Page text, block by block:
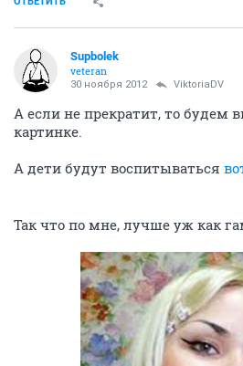
Supbolek
veteran
30 ноября 2012 ViktoriaDV
А если не прекратит, то будем
картинке.
А дети будут воспитываться
Так что по мне, лучше уж как